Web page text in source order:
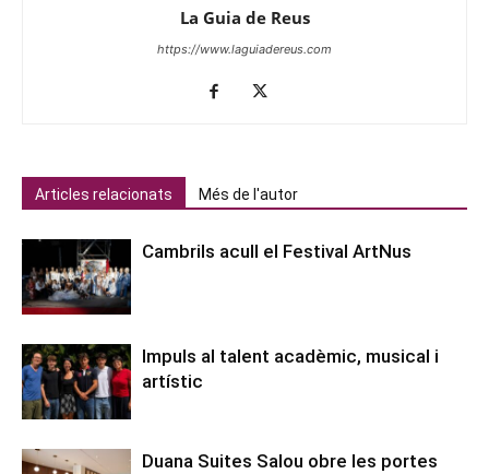
La Guia de Reus
https://www.laguiadereus.com
Articles relacionats Més de l'autor
Cambrils acull el Festival ArtNus
Impuls al talent acadèmic, musical i
artístic
Duana Suites Salou obre les portes